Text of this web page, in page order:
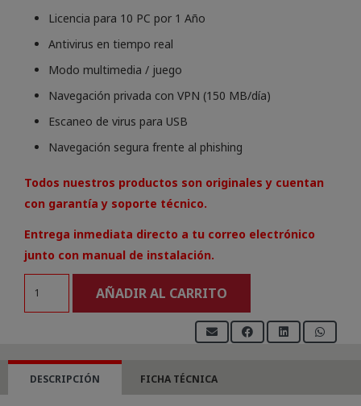
Licencia para 10 PC por 1 Año
Antivirus en tiempo real
Modo multimedia / juego
Navegación privada con VPN (150 MB/día)
Escaneo de virus para USB
Navegación segura frente al phishing
Todos nuestros productos son originales y cuentan
con garantía y soporte técnico.
Entrega inmediata directo a tu correo electrónico
junto con manual de instalación.
dispositivos
AÑADIR AL CARRITO
DESCRIPCIÓN FICHA TÉCNICA